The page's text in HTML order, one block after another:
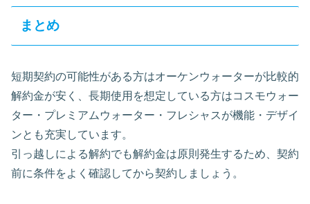
まとめ
短期契約の可能性がある方はオーケンウォーターが比較的
解約金が安く、長期使用を想定している方はコスモウォー
ター・プレミアムウォーター・フレシャスが機能・デザイ
ンとも充実しています。
引っ越しによる解約でも解約金は原則発生するため、契約
前に条件をよく確認してから契約しましょう。